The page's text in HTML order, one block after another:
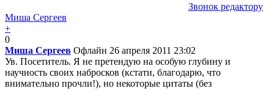
Звонок редактору
Миша Сергеев
+
0
Миша Сергеев Офлайн 26 апреля 2011 23:02
Ув. Посетитель. Я не претендую на особую глубину и
научность своих набросков (кстати, благодарю, что
внимательно прочли!), но некоторые цитаты (без